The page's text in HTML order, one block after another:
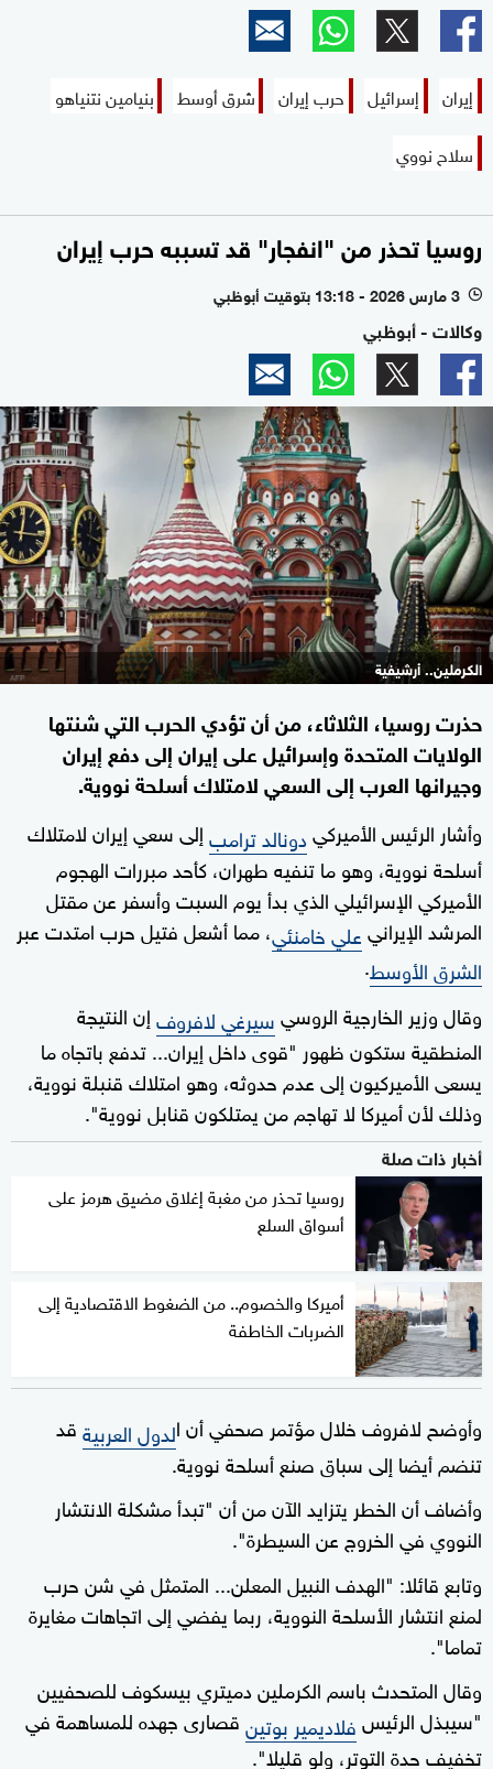
إيران إسرائيل حرب إيران شرق أوسط
بنيامين نتنياهو
سلاح نووي
روسيا تحذر من "انفجار" قد تسببه حرب إيران
l 3 مارس 2026 - 13:18 بتوقيت أبوظبي
وكالات - أبوظبي
الكرملين.. أرشيفية
حذرت روسيا، الثلاثاء، من أن تؤدي الحرب التي شنتها
الولايات المتحدة وإسرائيل ⁠على إيران إلى دفع إيران
وجيرانها العرب إلى السعي لامتلاك أسلحة نووية.
وأشار الرئيس الأميركيدونالد ترامبإلى سعي إيران لامتلاك
أسلحة نووية، وهو ما تنفيه طهران، كأحد مبررات الهجوم
الأميركي الإسرائيلي ‌الذي بدأ يوم السبت وأسفر عن مقتل
المرشد الإيرانيعلي ‌خامنئي، مما ‌أشعل فتيل حرب امتدت عبر
الشرق الأوسط.
وقال وزير الخارجية الروسيسيرغي لافروفإن النتيجة
المنطقية ستكون ظهور "قوى داخل إيران... تدفع باتجاه ما
يسعى ‌الأميركيون إلى عدم حدوثه، وهو ‌امتلاك ⁠قنبلة نووية،
وذلك لأن أميركا لا تهاجم من يمتلكون قنابل نووية".
أخبار ذات صلة
روسيا تحذر من مغبة إغلاق مضيق هرمز على
أسواق السلع
أميركا والخصوم.. من الضغوط الاقتصادية إلى
الضربات الخاطفة
وأوضح لافروف خلال مؤتمر صحفي أن الدول العربية⁠قد
تنضم أيضا ‌إلى سباق صنع أسلحة نووية.
وأضاف أن ⁠الخطر يتزايد الآن من أن "تبدأ مشكلة الانتشار
⁠النووي في الخروج عن السيطرة".
وتابع قائلا: "الهدف النبيل المعلن... المتمثل في شن حرب
⁠لمنع انتشار الأسلحة النووية، ربما يفضي إلى اتجاهات مغايرة
تماما".
وقال المتحدث باسم الكرملين ‌دميتري بيسكوف للصحفيين
"سيبذل الرئيسفلاديمير بوتينقصارى جهده للمساهمة في
تخفيف حدة التوتر، ولو قليلا".